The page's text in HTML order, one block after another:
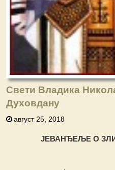
Свети Владика
Духовдану
август 25, 2018
ЈЕВАНЂЕЉЕ О